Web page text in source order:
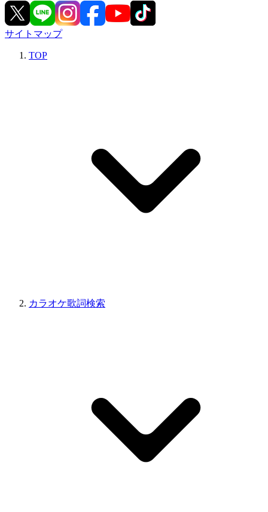
サイトマップ
TOP
カラオケ歌詞検索